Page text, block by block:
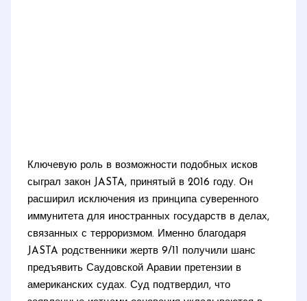
Ключевую роль в возможности подобных исков
сыграл закон JASTA, принятый в 2016 году. Он
расширил исключения из принципа суверенного
иммунитета для иностранных государств в делах,
связанных с терроризмом. Именно благодаря
JASTA родственники жертв 9/11 получили шанс
предъявить Саудовской Аравии претензии в
американских судах. Суд подтвердил, что